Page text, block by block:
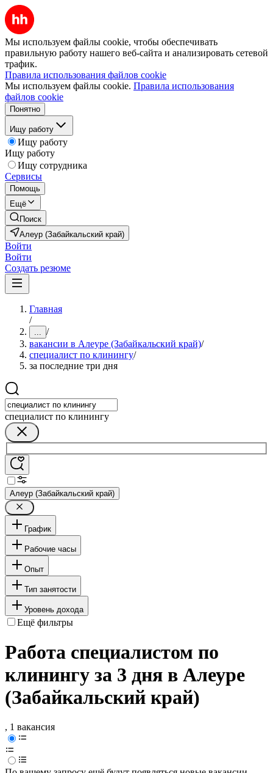
Мы используем файлы cookie, чтобы обеспечивать
правильную работу нашего веб-сайта и анализировать сетевой
трафик.
Правила использования файлов cookie
Мы используем файлы cookie. Правила использования
файлов cookie
Понятно
Ищу работу
Ищу работу
Ищу работу
Ищу сотрудника
Сервисы
Помощь
Ещё
Поиск
Алеур (Забайкальский край)
Войти
Войти
Создать резюме
Главная
/
... /
вакансии в Алеуре (Забайкальский край)/
специалист по клинингу/
за последние три дня
специалист по клинингу
Алеур (Забайкальский край)
График
Рабочие часы
Опыт
Тип занятости
Уровень дохода
Ещё фильтры
Работа специалистом по
клинингу за 3 дня в Алеуре
(Забайкальский край)
, 1 вакансия